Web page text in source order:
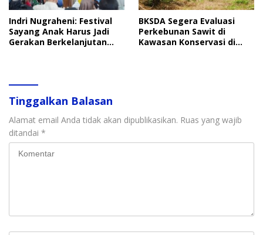
Indri Nugraheni: Festival
Sayang Anak Harus Jadi
Gerakan Berkelanjutan
BKSDA Segera Evaluasi
Perkebunan Sawit di
Kawasan Konservasi di
Tinggalkan Balasan
Alamat email Anda tidak akan dipublikasikan. Ruas yang wajib
ditandai *